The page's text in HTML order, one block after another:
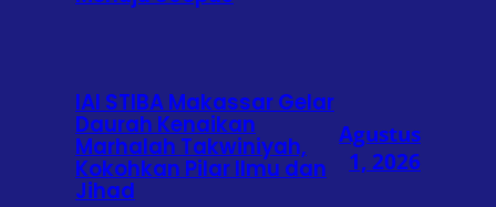
IAI STIBA Makassar Gelar
Daurah Kenaikan
Marhalah Takwiniyah,
Kokohkan Pilar Ilmu dan
Jihad
Agustus
1, 2026